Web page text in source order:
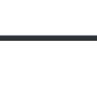
权所有